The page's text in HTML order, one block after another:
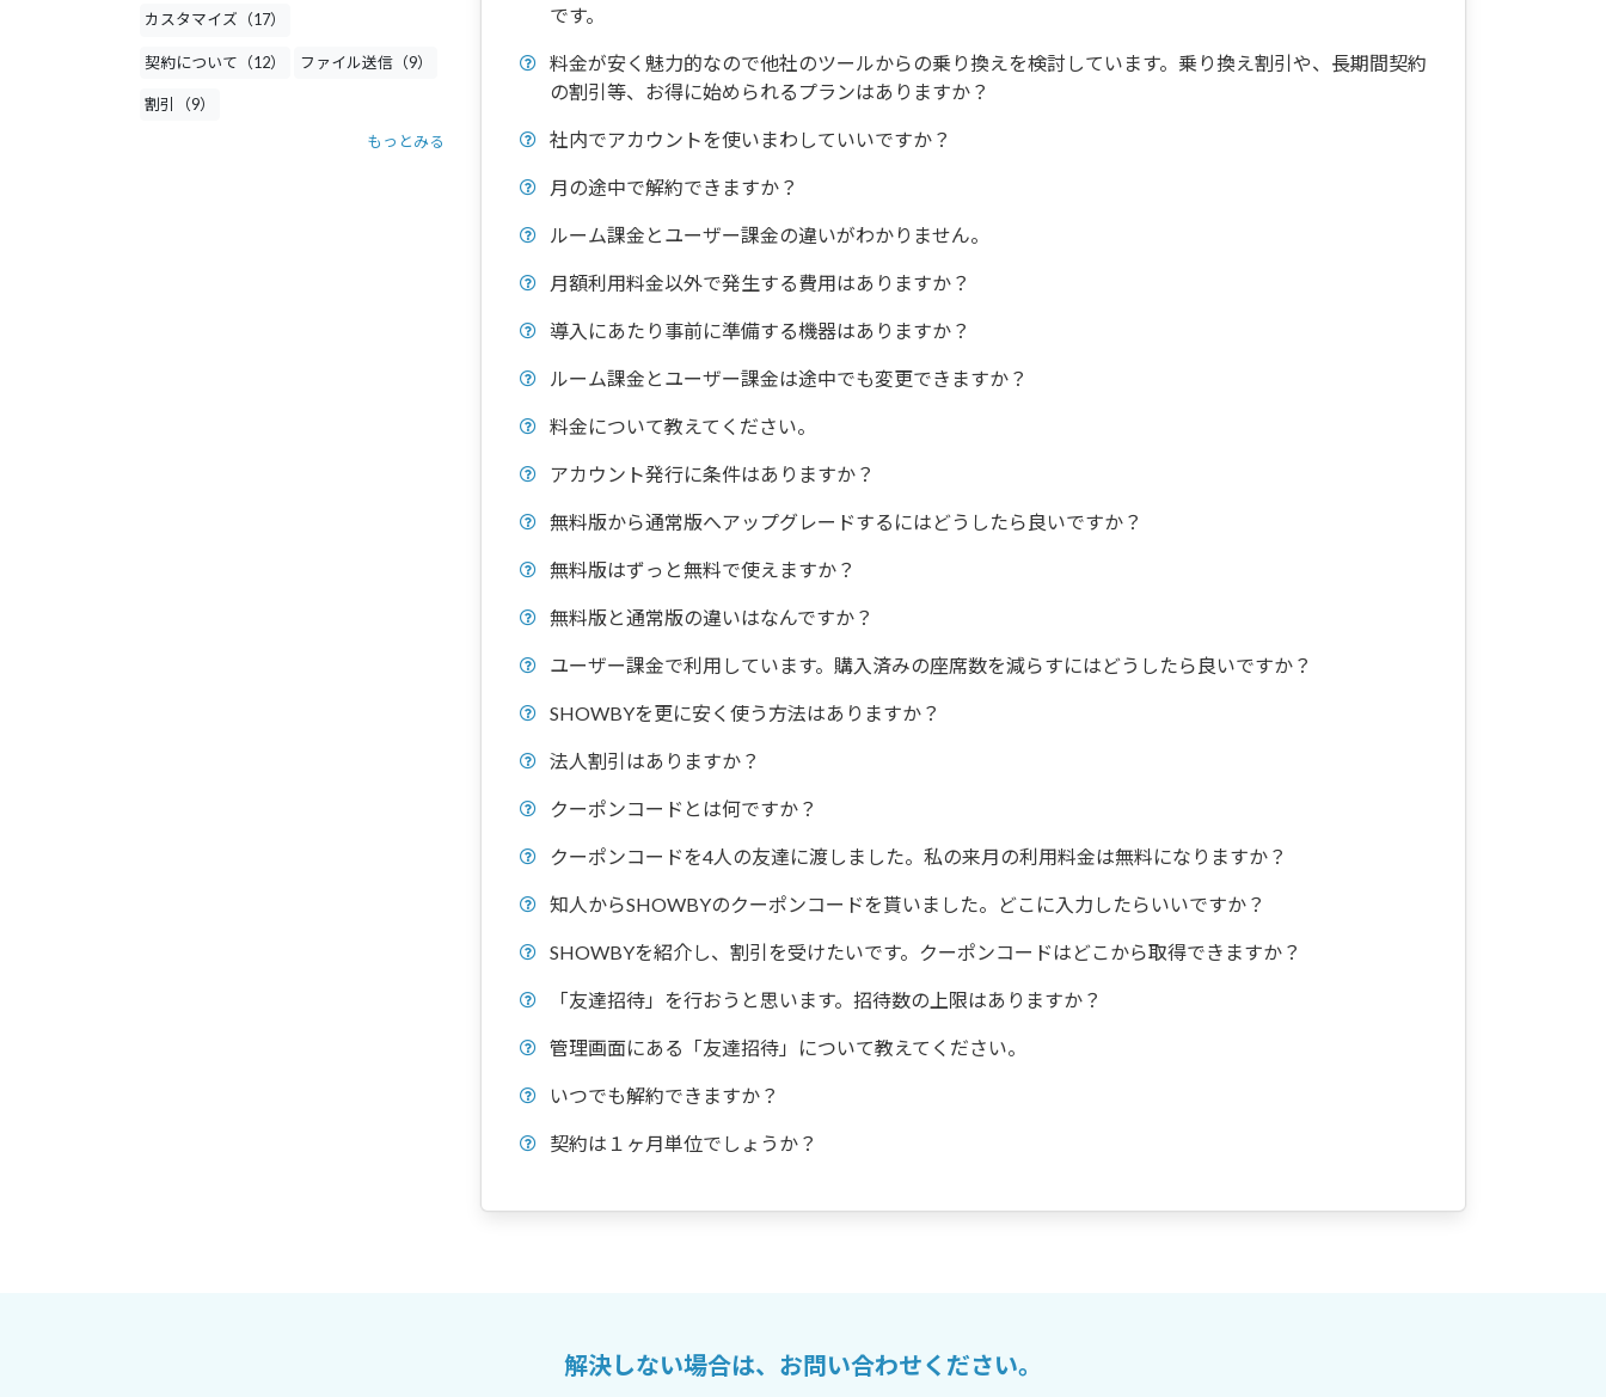
カスタマイズ（17）
契約について（12） ファイル送信（9）
割引（9）
もっとみる
です。
料金が安く魅力的なので他社のツールからの乗り換えを検討しています。乗り換え割引や、長期間契約
の割引等、お得に始められるプランはありますか？
社内でアカウントを使いまわしていいですか？
月の途中で解約できますか？
ルーム課金とユーザー課金の違いがわかりません。
月額利用料金以外で発生する費用はありますか？
導入にあたり事前に準備する機器はありますか？
ルーム課金とユーザー課金は途中でも変更できますか？
料金について教えてください。
アカウント発行に条件はありますか？
無料版から通常版へアップグレードするにはどうしたら良いですか？
無料版はずっと無料で使えますか？
無料版と通常版の違いはなんですか？
ユーザー課金で利用しています。購入済みの座席数を減らすにはどうしたら良いですか？
SHOWBYを更に安く使う方法はありますか？
法人割引はありますか？
クーポンコードとは何ですか？
クーポンコードを4人の友達に渡しました。私の来月の利用料金は無料になりますか？
知人からSHOWBYのクーポンコードを貰いました。どこに入力したらいいですか？
SHOWBYを紹介し、割引を受けたいです。クーポンコードはどこから取得できますか？
「友達招待」を行おうと思います。招待数の上限はありますか？
管理画面にある「友達招待」について教えてください。
いつでも解約できますか？
契約は１ヶ月単位でしょうか？
解決しない場合は、お問い合わせください。